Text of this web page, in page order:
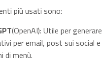
più usati sono:
(OpenAI): Utile per generare
per email, post sui social e
di menù.